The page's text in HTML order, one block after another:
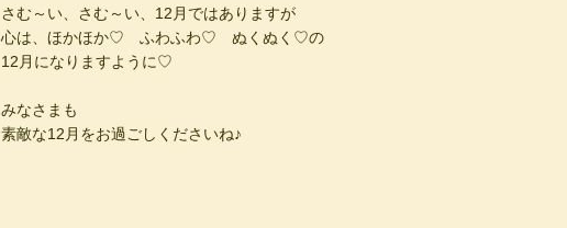
さむ～い、さむ～い、12月ではありますが
心は、ほかほか♡ ふわふわ♡ ぬくぬく♡の
12月になりますように♡
みなさまも
素敵な12月をお過ごしくださいね♪